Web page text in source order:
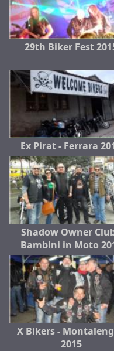
29th Biker Fest
Ex Pirat - Ferrara
Shadow Owner
Bambini in Moto
X Bikers -
2015